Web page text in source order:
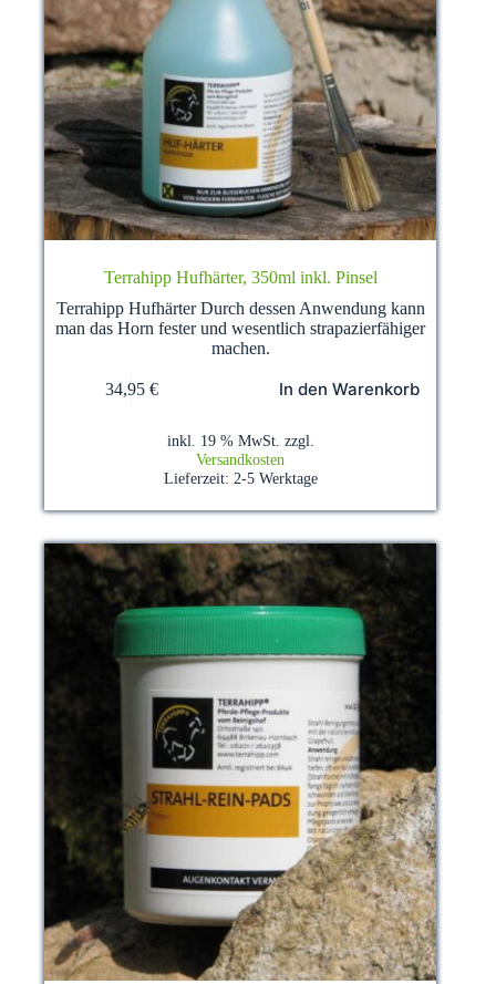
Terrahipp Hufhärter, 350ml inkl. Pinsel
Terrahipp Hufhärter Durch dessen Anwendung kann
man das Horn fester und wesentlich strapazierfähiger
machen.
34,95 € In den Warenkorb
inkl. 19 % MwSt. zzgl.
Versandkosten
Lieferzeit: 2-5 Werktage